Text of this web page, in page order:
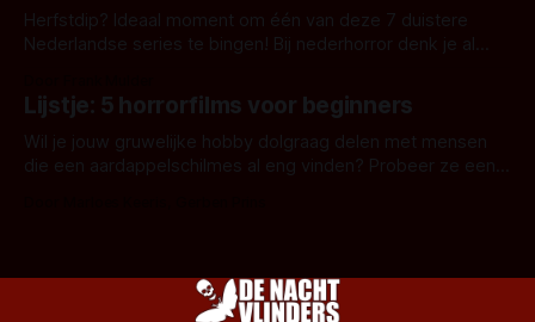
Herfstdip? Ideaal moment om één van deze 7 duistere
Nederlandse series te bingen! Bij nederhorror denk je al
Amsterdamned of The Johnsons. Maar Nederlandse horror
is niet beperkt tot films. Hier een aantal Nederlandse tv-
series uit het duistere of horrorgenre. Als
Lijstje: 5 horrorfilms voor beginners
Wil je jouw gruwelijke hobby dolgraag delen met mensen
die een aardappelschilmes al eng vinden? Probeer ze eens